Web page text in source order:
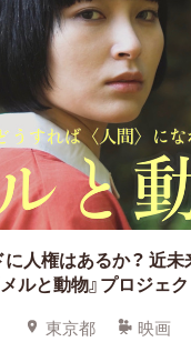
人権はあるか？ 近
メルと動物』プロジェ
東京都 映画